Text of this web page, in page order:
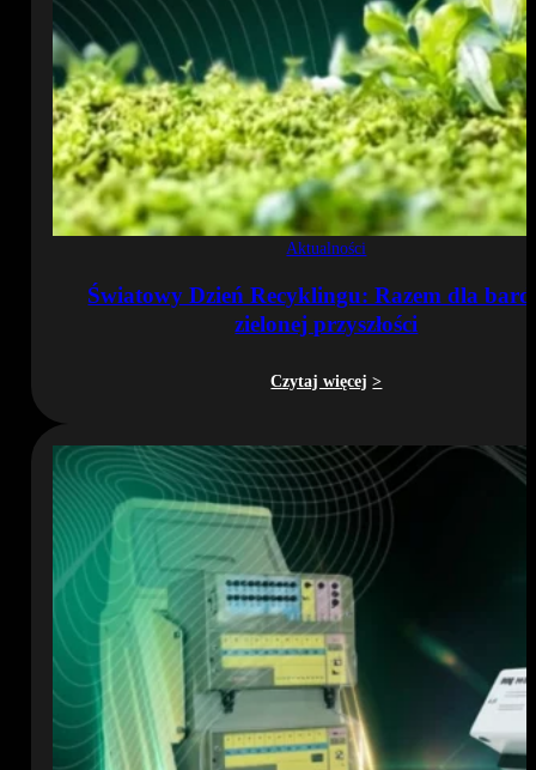
Aktualności
Światowy Dzień Recyklingu: Razem dla
zielonej przyszłości
Czytaj więcej